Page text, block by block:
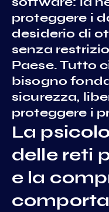
proteggere i
desiderio di
senza
Paese. Tutto
bisogno
sicurezza,
proteggere i
La
delle reti
e la